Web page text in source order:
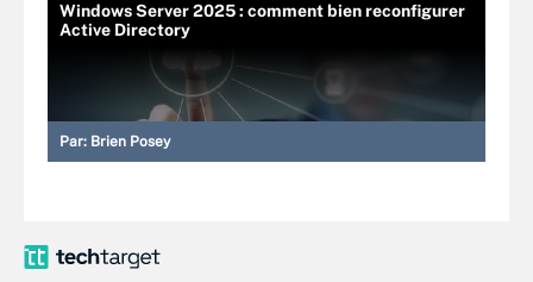
Windows Server 2025 : comment bien reconfigurer
Active Directory
Par: Brien Posey